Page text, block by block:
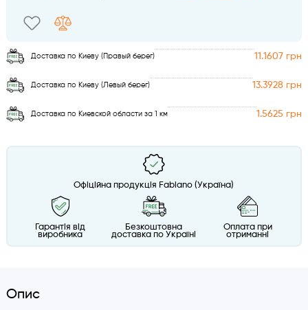
Доставка по Киеву (Правый берег) 11.1607 грн
Доставка по Киеву (Левый берег) 13.3928 грн
Доставка по Киевской области за 1 км 1.5625 грн
Офіційна продукція Fabiano (Україна)
Гарантія від
виробника
Безкоштовна
доставка по Україні
Оплата при
отриманні
Опис